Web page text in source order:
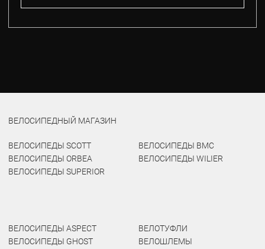
ВЕЛОСИПЕДНЫЙ МАГАЗИН
ВЕЛОСИПЕДЫ SCOTT
ВЕЛОСИПЕДЫ ORBEA
ВЕЛОСИПЕДЫ SUPERIOR
ВЕЛОСИПЕДЫ BMC
ВЕЛОСИПЕДЫ WILIER
ВЕЛОСИПЕДЫ ASPECT
ВЕЛОСИПЕДЫ GHOST
ВЕЛОТУФЛИ
ВЕЛОШЛЕМЫ